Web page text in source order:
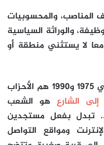
المناصب، والمحسوبيات
والوراثة السياسية
لا يستثني منطقة أو
من اقتتل في لبنان بين عامي 1975 و1990 هم الأحزاب
الشارع هو الشعب
تبدل بفعل مستجدين
ومواقع التواصل